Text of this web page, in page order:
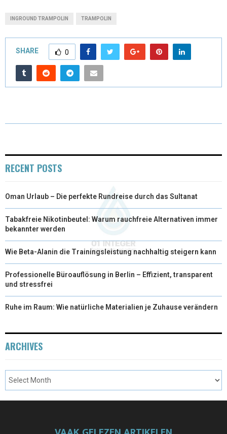
I
T
T
R
O
O E
T
I
INGROUND TRAMPOLIN TRAMPOLIN
SHARE 0
RECENT POSTS
Oman Urlaub – Die perfekte Rundreise durch das Sultanat
Tabakfreie Nikotinbeutel: Warum rauchfreie Alternativen immer
bekannter werden
Wie Beta-Alanin die Trainingsleistung nachhaltig steigern kann
Professionelle Büroauflösung in Berlin – Effizient, transparent
und stressfrei
Ruhe im Raum: Wie natürliche Materialien je Zuhause verändern
ARCHIVES